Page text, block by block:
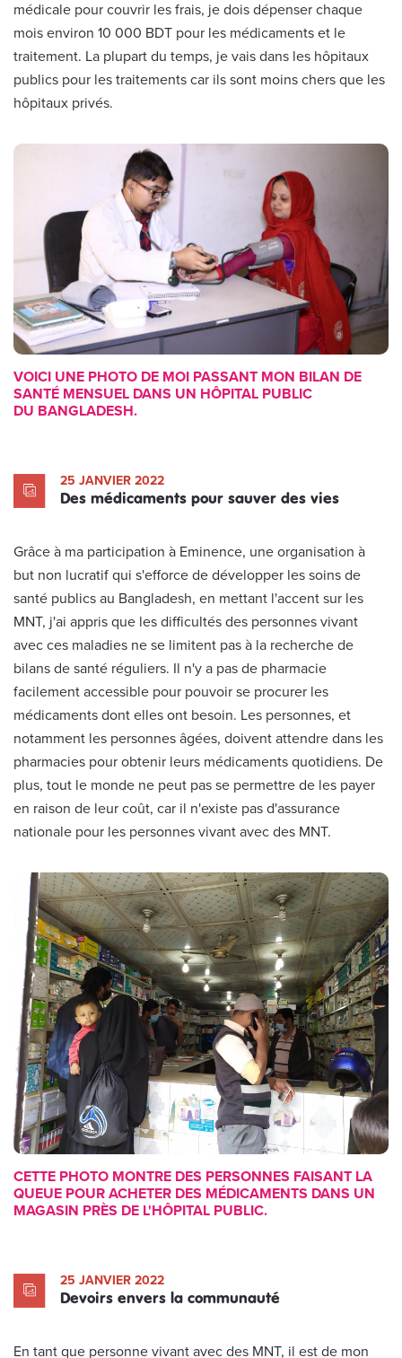
médicale pour couvrir les frais, je dois dépenser chaque
mois environ 10 000 BDT pour les médicaments et le
traitement. La plupart du temps, je vais dans les hôpitaux
publics pour les traitements car ils sont moins chers que les
hôpitaux privés.
VOICI UNE PHOTO DE MOI PASSANT MON BILAN DE
SANTÉ MENSUEL DANS UN HÔPITAL PUBLIC
DU BANGLADESH.
25 JANVIER 2022
Des médicaments pour sauver des vies
Grâce à ma participation à Eminence, une organisation à
but non lucratif qui s'efforce de développer les soins de
santé publics au Bangladesh, en mettant l'accent sur les
MNT, j'ai appris que les difficultés des personnes vivant
avec ces maladies ne se limitent pas à la recherche de
bilans de santé réguliers. Il n'y a pas de pharmacie
facilement accessible pour pouvoir se procurer les
médicaments dont elles ont besoin. Les personnes, et
notamment les personnes âgées, doivent attendre dans les
pharmacies pour obtenir leurs médicaments quotidiens. De
plus, tout le monde ne peut pas se permettre de les payer
en raison de leur coût, car il n'existe pas d'assurance
nationale pour les personnes vivant avec des MNT.
CETTE PHOTO MONTRE DES PERSONNES FAISANT LA
QUEUE POUR ACHETER DES MÉDICAMENTS DANS UN
MAGASIN PRÈS DE L'HÔPITAL PUBLIC.
25 JANVIER 2022
Devoirs envers la communauté
En tant que personne vivant avec des MNT, il est de mon